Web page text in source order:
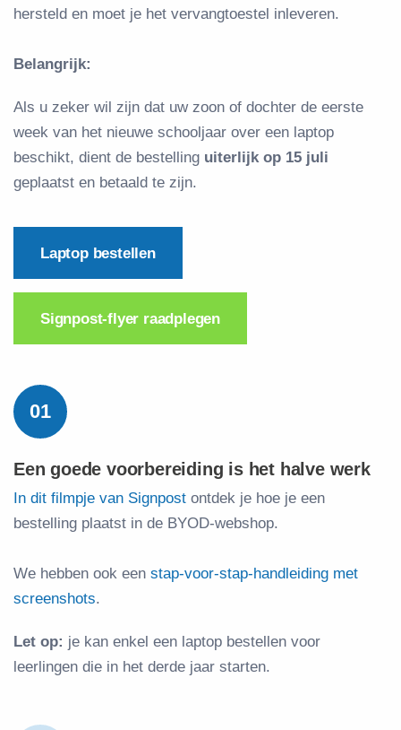
hersteld en moet je het vervangtoestel inleveren.
Belangrijk:
Als u zeker wil zijn dat uw zoon of dochter de eerste
week van het nieuwe schooljaar over een laptop
beschikt, dient de bestelling uiterlijk op 15 juli
geplaatst en betaald te zijn.
Laptop bestellen
Signpost-flyer raadplegen
01
Een goede voorbereiding is het halve werk
In dit filmpje van Signpost ontdek je hoe je een
bestelling plaatst in de BYOD-webshop.
We hebben ook een stap-voor-stap-handleiding met
screenshots.
Let op: je kan enkel een laptop bestellen voor
leerlingen die in het derde jaar starten.